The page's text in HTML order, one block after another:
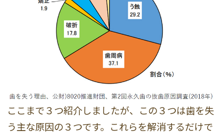
ここまで３つ紹介しましたが、この３つは歯を失
う主な原因の３つです。これらを解消するだけで